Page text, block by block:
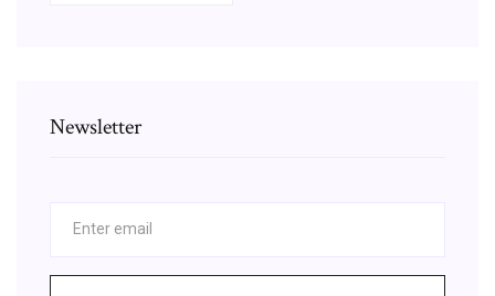
Newsletter